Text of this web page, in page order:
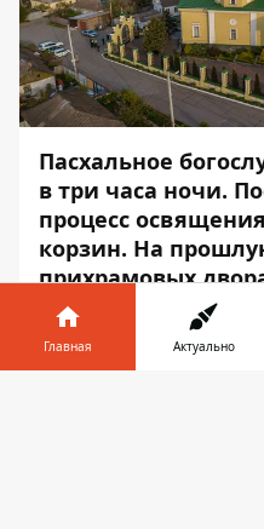
Пасхальное
в три часа ночи.
процесс
корзин. На
прихрамовых
собиралось
году все иначе.
Главная Актуально